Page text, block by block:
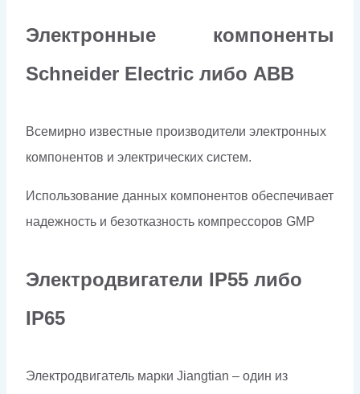
Электронные компоненты
Schneider Electriс либо ABB
Всемирно известные производители электронных
компонентов и электрических систем.
Использование данных компонентов обеспечивает
надежность и безотказность компрессоров GMP
Электродвигатели IP55 либо
IP65
Электродвигатель марки Jiangtian – один из